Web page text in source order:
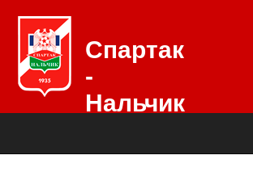
Спартак
-
Нальчик